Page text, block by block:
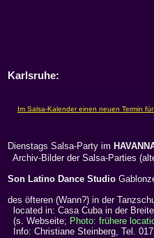
Karlsruhe:
Dienstags Salsa-Party im
Archiv-Bilder der Salsa-Parties
Son Latino Dance Studio
des öfteren (Wann?) in der
located in: Casa Cuba in der
(s. Webseite; Photo: frühere
Info: Christiane Steinberg, Tel.